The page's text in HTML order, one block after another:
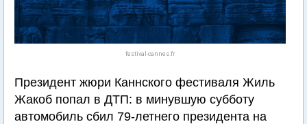
festival-cannes.fr
Президент жюри Каннского фестиваля Жиль
Жакоб попал в ДТП: в минувшую субботу
автомобиль сбил 79-летнего президента на